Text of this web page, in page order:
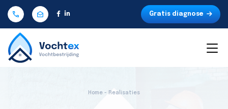
Gratis diagnose
Home - Realisaties